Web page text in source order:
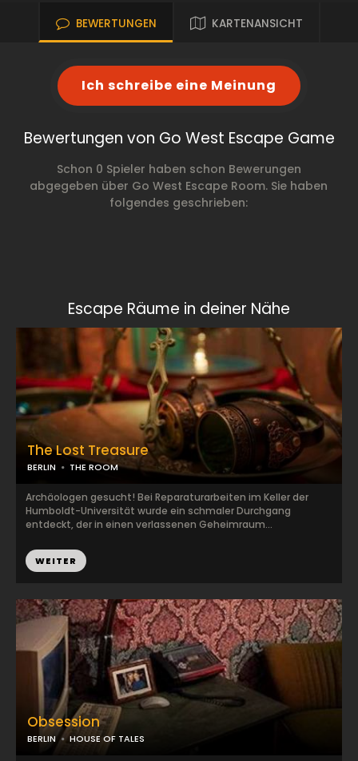
BEWERTUNGEN KARTENANSICHT
Ich schreibe eine Meinung
Bewertungen von Go West Escape Game
Schon 0 Spieler haben schon Bewerungen
abgegeben über Go West Escape Room. Sie haben
folgendes geschrieben:
Escape Räume in deiner Nähe
Obsession
BERLIN HOUSE OF TALES
The Lost Treasure
BERLIN THE ROOM
Archäologen gesucht! Bei Reparaturarbeiten im Keller der
Humboldt-Universität wurde ein schmaler Durchgang
entdeckt, der in einen verlassenen Geheimraum...
WEITER